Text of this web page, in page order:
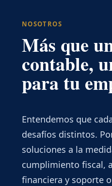
NOSOTROS
Más que
contable,
para tu
Entendemos que
desafíos distintos.
soluciones a la
cumplimiento fiscal,
financiera y soporte